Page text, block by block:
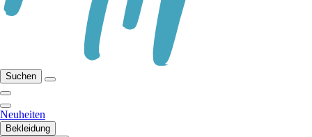
Suchen
Neuheiten
Bekleidung